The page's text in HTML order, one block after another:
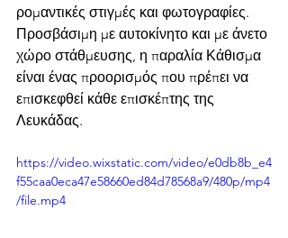
ρομαντικές στιγμές και φωτογραφίες.
Προσβάσιμη με αυτοκίνητο και με άνετο
χώρο στάθμευσης, η παραλία Κάθισμα
είναι ένας προορισμός που πρέπει να
επισκεφθεί κάθε επισκέπτης της
Λευκάδας.
https://video.wixstatic.com/video/e0db8b_e4
f55caa0eca47e58660ed84d78568a9/480p/mp4
/file.mp4